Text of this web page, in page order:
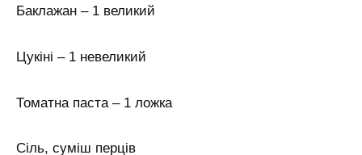
Баклажан – 1 великий
Цукіні – 1 невеликий
Томатна паста – 1 ложка
Сіль, суміш перців